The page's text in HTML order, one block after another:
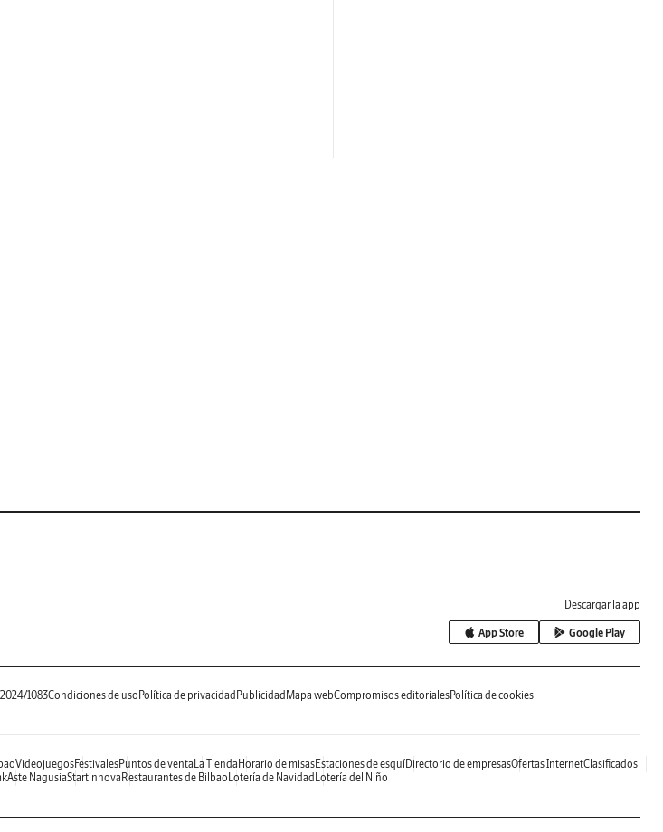
Descargar la app
App Store Google Play
1083Condiciones de uso Política de privacidad Publicidad Mapa webCompromisos editorialesPolítica de cookies
VideojuegosFestivalesPuntos de venta La Tienda Horario de misasEstaciones de esquíDirectorio de empresasOfertas InternetClasificados
Aste NagusiaStartinnova Restaurantes de Bilbao Lotería de Navidad Lotería del Niño